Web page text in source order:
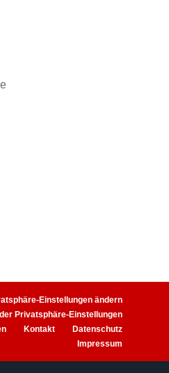
Einstellungen ändern
Privatsphäre-Einstellungen
Kontakt
Datenschutz
Impressum